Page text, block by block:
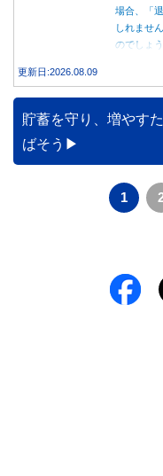
場合、「
しれませ
のでしょ
更新日:2026.08.09
貯蓄を守り、増やす
ばそう
1